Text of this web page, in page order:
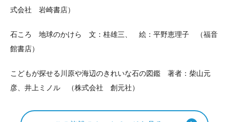
式会社 岩崎書店）
石ころ 地球のかけら 文：桂雄三、 絵：平野恵理子 （福音
館書店）
こどもが探せる川原や海辺のきれいな石の図鑑 著者：柴山元
彦、井上ミノル （株式会社 創元社）